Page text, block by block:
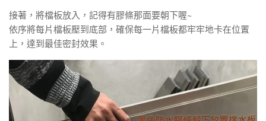
接著，將檔板放入，記得有膠條那面要朝下喔~
依序將每片檔板壓到底部，確保每一片檔板都牢牢地卡在位置
上，達到最佳密封效果。